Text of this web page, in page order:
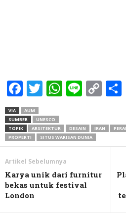
Facebook
TwitterWhatsApp
Line
VIA
AUM
SUMBER
UNESCO
TOPIK
ARSITEKTUR DESAIN IRAN
PROPERTI
SITUS WARISAN DUNIA
Artikel Sebelumnya
Karya unik dari furnitur
bekas untuk festival
London